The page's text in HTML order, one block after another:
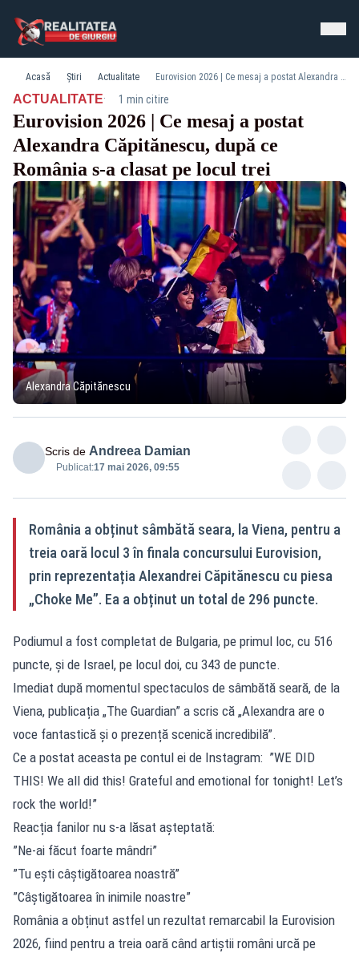
Acasă Știri Actualitate Eurovision 2026 | Ce mesaj a postat Alexandra Căpitănescu, după ce România s-a clasat pe locul trei
ACTUALITATE· 1 min citire
Eurovision 2026 | Ce mesaj a postat
Alexandra Căpitănescu, după ce
România s-a clasat pe locul trei
Alexandra Căpitănescu
Scris de Andreea Damian
Publicat:17 mai 2026, 09:55
România a obținut sâmbătă seara, la Viena, pentru a
treia oară locul 3 în finala concursului Eurovision,
prin reprezentația Alexandrei Căpitănescu cu piesa
„Choke Me”. Ea a obținut un total de 296 puncte.
Podiumul a fost completat de Bulgaria, pe primul loc, cu 516
puncte, și de Israel, pe locul doi, cu 343 de puncte.
Imediat după momentul spectaculos de sâmbătă seară, de la
Viena, publicația „The Guardian” a scris că „Alexandra are o
voce fantastică și o prezență scenică incredibilă”.
Ce a postat aceasta pe contul ei de Instagram: ”WE DID
THIS! We all did this! Grateful and emotional for tonight! Let’s
rock the world!”
Reacția fanilor nu s-a lăsat așteptată:
”Ne-ai făcut foarte mândri”
”Tu ești câștigătoarea noastră”
”Câștigătoarea în inimile noastre”
România a obținut astfel un rezultat remarcabil la Eurovision
2026, fiind pentru a treia oară când artiștii români urcă pe